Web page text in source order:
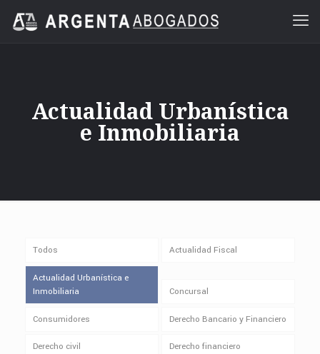
Actualidad Urbanística
e Inmobiliaria
Todos Actualidad Fiscal
Actualidad Urbanística e
Inmobiliaria
Concursal
Consumidores Derecho Bancario y Financiero
Derecho civil Derecho financiero